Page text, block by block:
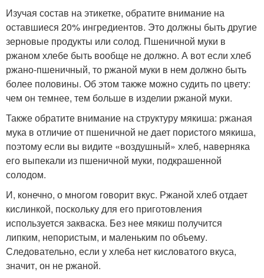
Изучая состав на этикетке, обратите внимание на
оставшиеся 20% ингредиентов. Это должны быть другие
зерновые продукты или солод. Пшеничной муки в
ржаном хлебе быть вообще не должно. А вот если хлеб
ржано-пшеничный, то ржаной муки в нем должно быть
более половины. Об этом также можно судить по цвету:
чем он темнее, тем больше в изделии ржаной муки.
Также обратите внимание на структуру мякиша: ржаная
мука в отличие от пшеничной не дает пористого мякиша,
поэтому если вы видите «воздушный» хлеб, наверняка
его выпекали из пшеничной муки, подкрашенной
солодом.
И, конечно, о многом говорит вкус. Ржаной хлеб отдает
кислинкой, поскольку для его приготовления
используется закваска. Без нее мякиш получится
липким, непористым, и маленьким по объему.
Следовательно, если у хлеба нет кисловатого вкуса,
значит, он не ржаной.